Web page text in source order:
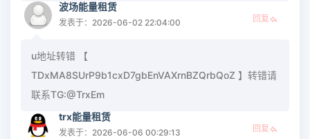
波场能量租赁
发表于：2026-06-02 22:04:00 回复
u地址转错 【
TDxMA8SUrP9b1cxD7gbEnVAXrnBZQrbQoZ 】转错请
联系TG:@TrxEm
trx能量租赁
发表于：2026-06-06 00:29:13 回复